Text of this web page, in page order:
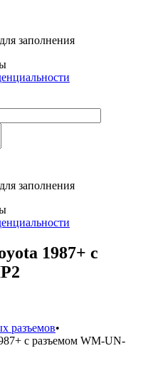
заполнения
заполнения
1987+ с
разъемов•
с разъемом WM-UN-